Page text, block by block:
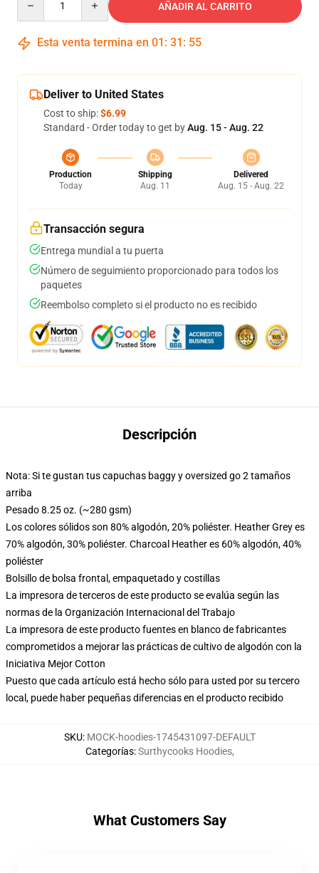
AÑADIR AL CARRITO
Esta venta termina en 01 : 31 : 54
Deliver to United States
Cost to ship:$6.99
Standard - Order today to get byAug. 15 - Aug. 22
Production
Today
Shipping
Aug. 11
Delivered
Aug. 15 - Aug. 22
Transacción segura
Entrega mundial a tu puerta
Número de seguimiento proporcionado para todos los
paquetes
Reembolso completo si el producto no es recibido
Descripción
Nota: Si te gustan tus capuchas baggy y oversized go 2 tamaños
arriba
Pesado 8.25 oz. (~280 gsm)
Los colores sólidos son 80% algodón, 20% poliéster. Heather Grey es
70% algodón, 30% poliéster. Charcoal Heather es 60% algodón, 40%
poliéster
Bolsillo de bolsa frontal, empaquetado y costillas
La impresora de terceros de este producto se evalúa según las
normas de la Organización Internacional del Trabajo
La impresora de este producto fuentes en blanco de fabricantes
comprometidos a mejorar las prácticas de cultivo de algodón con la
Iniciativa Mejor Cotton
Puesto que cada artículo está hecho sólo para usted por su tercero
local, puede haber pequeñas diferencias en el producto recibido
SKU: MOCK-hoodies-1745431097-DEFAULT
Categorías:Surthycooks Hoodies,
What Customers Say